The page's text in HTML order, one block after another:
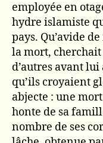
employée en
hydre islamiste
pays. Qu’avide
la mort, cherchait
d’autres avant
qu’ils croyaient
abjecte : une
honte de sa
nombre de ses